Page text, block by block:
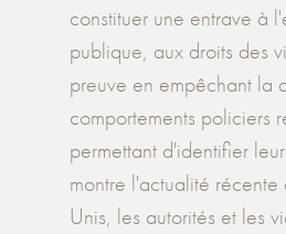
constituer une entrave à
publique, aux droits des
preuve en empêchant la
comportements policiers
permettant d'identifier
montre l'actualité récente
Unis, les autorités et les